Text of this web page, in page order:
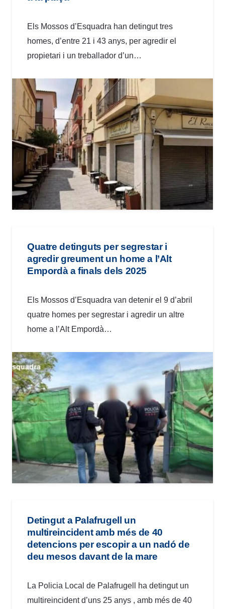
Els Mossos d’Esquadra han detingut tres
homes, d’entre 21 i 43 anys, per agredir el
propietari i un treballador d’un…
Quatre detinguts per segrestar i
agredir greument un home a l’Alt
Empordà a finals dels 2025
Els Mossos d’Esquadra van detenir el 9 d’abril
quatre homes per segrestar i agredir un altre
home a l’Alt Empordà…
Detingut a Palafrugell un
multireincident amb més de 40
detencions per escopir a un nadó de
deu mesos davant de la mare
La Policia Local de Palafrugell ha detingut un
multireincident d’uns 25 anys , amb més de 40